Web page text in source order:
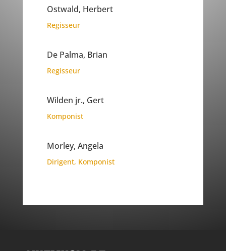
Ostwald, Herbert
Regisseur
De Palma, Brian
Regisseur
Wilden jr., Gert
Komponist
Morley, Angela
Dirigent, Komponist